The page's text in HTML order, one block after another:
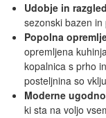
Udobje in
sezonski bazen
Popolna
opremljena
kopalnica s prho
posteljnina so
Moderne
ki sta na voljo